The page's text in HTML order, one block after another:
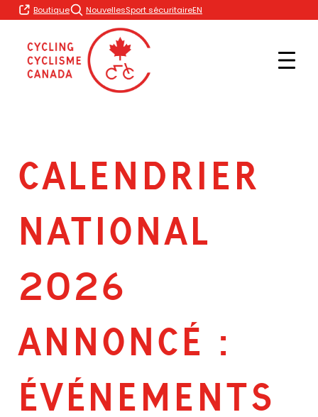
Skip
to
Boutique NouvellesSport sécuritaireEN
CALENDRIER
NATIONAL
2026
ANNONCÉ :
ÉVÉNEMENTS